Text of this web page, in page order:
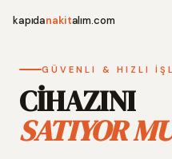
kapıdanakitalım.com
GÜVENLI & HIZLI
CİHAZINI
SATIYOR